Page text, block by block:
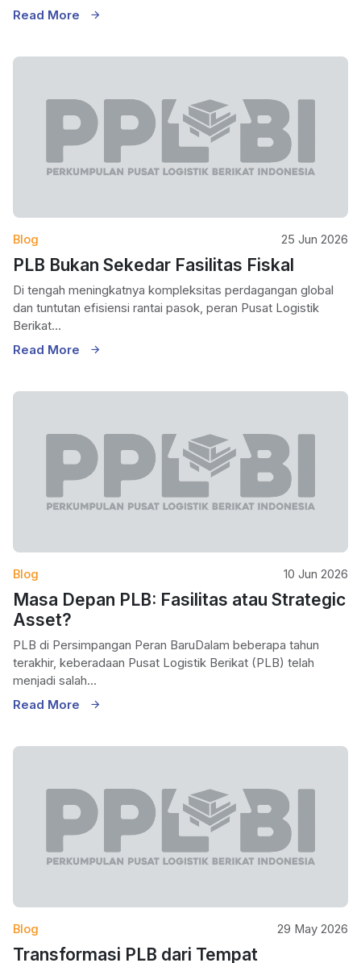
Read More
Blog 25 Jun 2026
PLB Bukan Sekedar Fasilitas Fiskal
Di tengah meningkatnya kompleksitas perdagangan global
dan tuntutan efisiensi rantai pasok, peran Pusat Logistik
Berikat...
Read More
Blog 10 Jun 2026
Masa Depan PLB: Fasilitas atau Strategic
Asset?
PLB di Persimpangan Peran BaruDalam beberapa tahun
terakhir, keberadaan Pusat Logistik Berikat (PLB) telah
menjadi salah...
Read More
Blog 29 May 2026
Transformasi PLB dari Tempat